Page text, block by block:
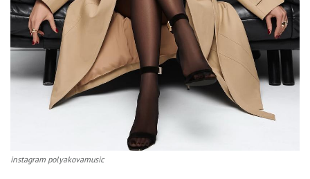
instagram polyakovamusic